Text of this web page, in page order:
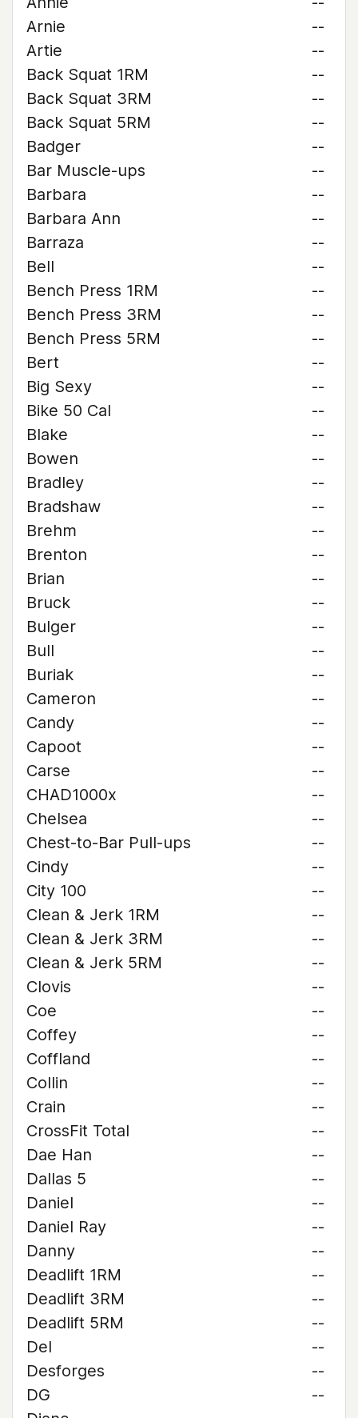
Arnie
--
Artie
--
Back Squat 1RM
--
Back Squat 3RM
--
Back Squat 5RM
--
Badger
--
Bar Muscle-ups
--
Barbara
--
Barbara Ann
--
Barraza
--
Bell
--
Bench Press 1RM
--
Bench Press 3RM
--
Bench Press 5RM
--
Bert
--
Big Sexy
--
Bike 50 Cal
--
Blake
--
Bowen
--
Bradley
--
Bradshaw
--
Brehm
--
Brenton
--
Brian
--
Bruck
--
Bulger
--
Bull
--
Buriak
--
Cameron
--
Candy
--
Capoot
--
Carse
--
CHAD1000x
--
Chelsea
--
Chest-to-Bar Pull-ups
--
Cindy
--
City 100
--
Clean & Jerk 1RM
--
Clean & Jerk 3RM
--
Clean & Jerk 5RM
--
Clovis
--
Coe
--
Coffey
--
Coffland
--
Collin
--
Crain
--
CrossFit Total
--
Dae Han
--
Dallas 5
--
Daniel
--
Daniel Ray
--
Danny
--
Deadlift 1RM
--
Deadlift 3RM
--
Deadlift 5RM
--
Del
--
Desforges
--
DG
--